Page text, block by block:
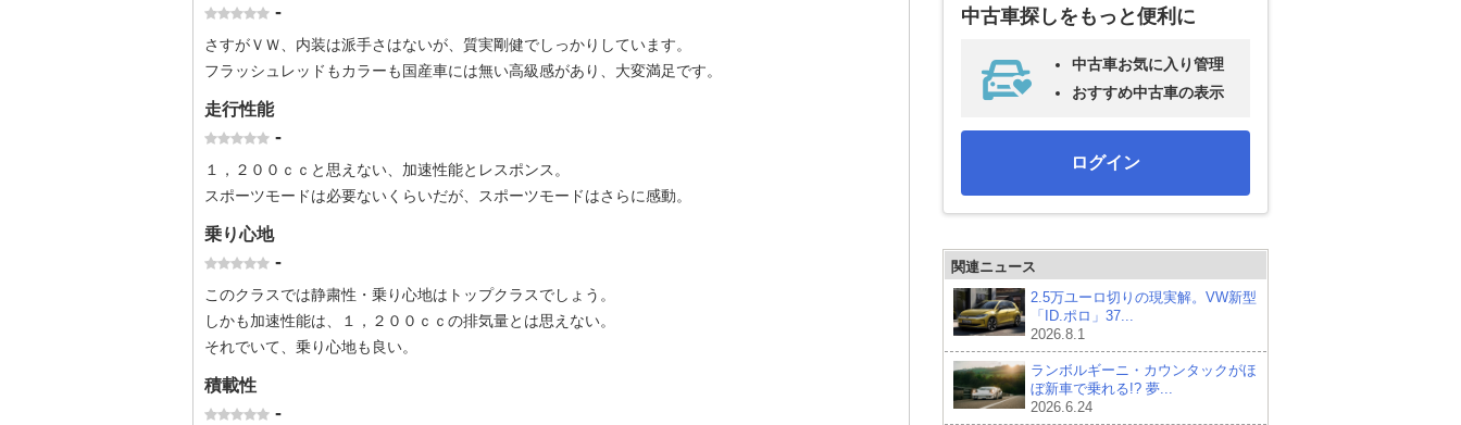
-
さすがＶＷ、内装は派手さはないが、質実剛健でしっかりしています。
フラッシュレッドもカラーも国産車には無い高級感があり、大変満足です。
走行性能
-
１，２００ｃｃと思えない、加速性能とレスポンス。
スポーツモードは必要ないくらいだが、スポーツモードはさらに感動。
乗り心地
-
このクラスでは静粛性・乗り心地はトップクラスでしょう。
しかも加速性能は、１，２００ｃｃの排気量とは思えない。
それでいて、乗り心地も良い。
積載性
-
中古車探しをもっと便利に
中古車お気に入り管理
おすすめ中古車の表示
ログイン
関連ニュース
2.5万ユーロ切りの現実解。VW新型
「ID.ポロ」37...
2026.8.1
ランボルギーニ・カウンタックがほ
ぼ新車で乗れる!? 夢...
2026.6.24